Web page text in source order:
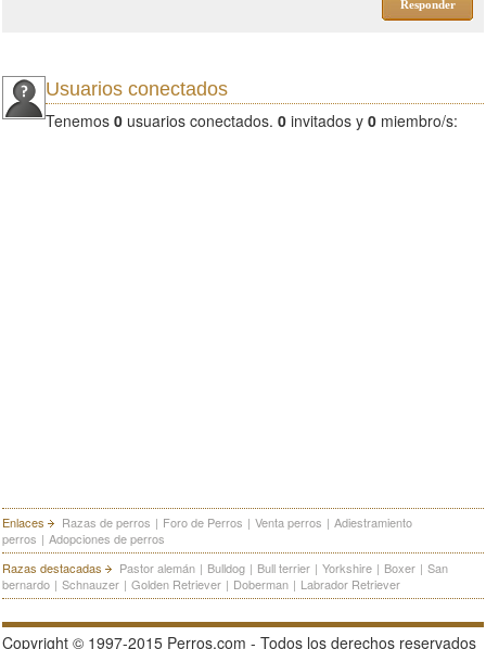
Responder
Usuarios conectados
Tenemos 0 usuarios conectados. 0 invitados y 0 miembro/s:
Enlaces Razas de perros | Foro de Perros | Venta perros | Adiestramiento
perros | Adopciones de perros
Razas destacadas
Pastor alemán | Bulldog | Bull terrier | Yorkshire | Boxer | San
bernardo | Schnauzer | Golden Retriever | Doberman | Labrador Retriever
Copyright © 1997-2015 Perros.com - Todos los derechos reservados